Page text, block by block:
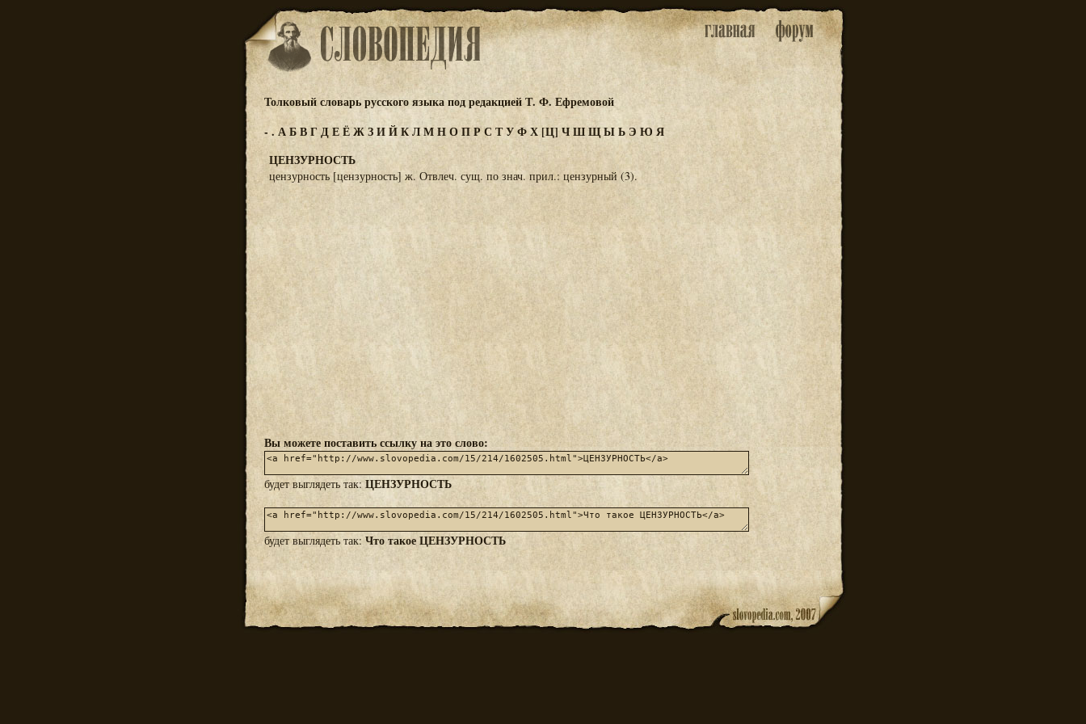
Толковый словарь русского языка под редакцией Т. Ф. Ефремовой
-. АБВГДЕЁЖЗИЙКЛМНОПРС ТУФХ [Ц] ЧШЩЫЬ Э Ю Я
ЦЕНЗУРНОСТЬ
цензурность [цензурность] ж. Отвлеч. сущ. по знач. прил.: цензурный (3).
Вы можете поставить ссылку на это слово:
будет выглядеть так:ЦЕНЗУРНОСТЬ
будет выглядеть так: Что такое ЦЕНЗУРНОСТЬ